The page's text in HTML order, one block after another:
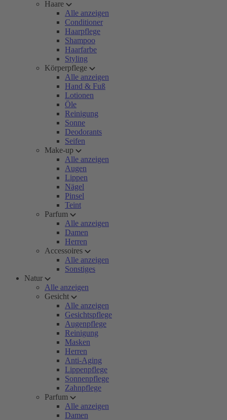
Haare
Alle anzeigen
Conditioner
Haarpflege
Shampoo
Haarfarbe
Styling
Körperpflege
Alle anzeigen
Hand & Fuß
Lotionen
Öle
Reinigung
Sonne
Deodorants
Seifen
Make-up
Alle anzeigen
Augen
Lippen
Nägel
Pinsel
Teint
Parfum
Alle anzeigen
Damen
Herren
Accessoires
Alle anzeigen
Sonstiges
Natur
Alle anzeigen
Gesicht
Alle anzeigen
Gesichtspflege
Augenpflege
Reinigung
Masken
Herren
Anti-Aging
Lippenpflege
Sonnenpflege
Zahnpflege
Parfum
Alle anzeigen
Damen